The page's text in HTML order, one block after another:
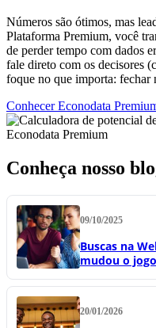
Números são ótimos, mas
Plataforma Premium, você
de perder tempo com dados
fale direto com os decisores
foque no que importa: fechar
Conhecer Econodata
Conheça nosso
09/10/2025
Buscas na
mudou o
20/01/2026